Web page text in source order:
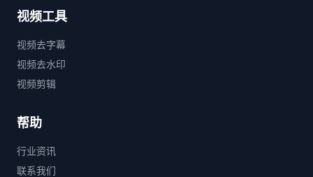
视频工具
视频去字幕
视频去水印
视频剪辑
帮助
行业资讯
联系我们